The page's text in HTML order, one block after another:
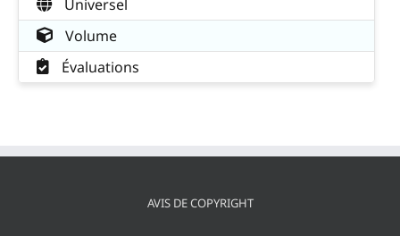
Universel
Volume
Évaluations
AVIS DE COPYRIGHT